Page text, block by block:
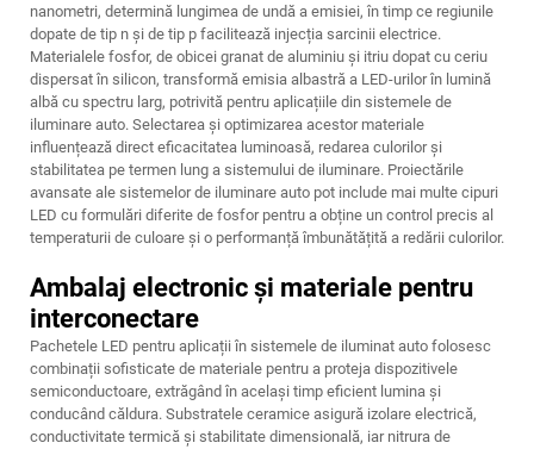
nanometri, determină lungimea de undă a emisiei, în timp ce regiunile
dopate de tip n și de tip p facilitează injecția sarcinii electrice.
Materialele fosfor, de obicei granat de aluminiu și itriu dopat cu ceriu
dispersat în silicon, transformă emisia albastră a LED-urilor în lumină
albă cu spectru larg, potrivită pentru aplicațiile din sistemele de
iluminare auto. Selectarea și optimizarea acestor materiale
influențează direct eficacitatea luminoasă, redarea culorilor și
stabilitatea pe termen lung a sistemului de iluminare. Proiectările
avansate ale sistemelor de iluminare auto pot include mai multe cipuri
LED cu formulări diferite de fosfor pentru a obține un control precis al
temperaturii de culoare și o performanță îmbunătățită a redării culorilor.
Ambalaj electronic și materiale pentru
interconectare
Pachetele LED pentru aplicații în sistemele de iluminat auto folosesc
combinații sofisticate de materiale pentru a proteja dispozitivele
semiconductoare, extrăgând în același timp eficient lumina și
conducând căldura. Substratele ceramice asigură izolare electrică,
conductivitate termică și stabilitate dimensională, iar nitrura de